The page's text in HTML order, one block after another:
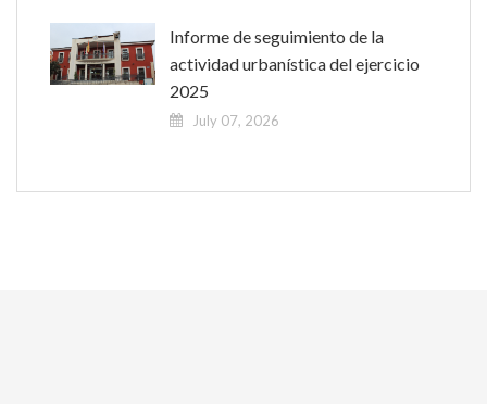
Informe de seguimiento de la
actividad urbanística del ejercicio
2025
July 07, 2026